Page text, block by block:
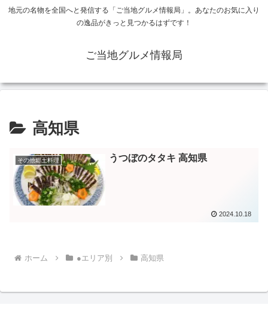
地元の名物を全国へと発信する「ご当地グルメ情報局」。あなたのお気に入り
の逸品がきっと見つかるはずです！
ご当地グルメ情報局
高知県
その他郷土料理 うつぼのタタキ 高知県
2024.10.18
ホーム ●エリア別 高知県